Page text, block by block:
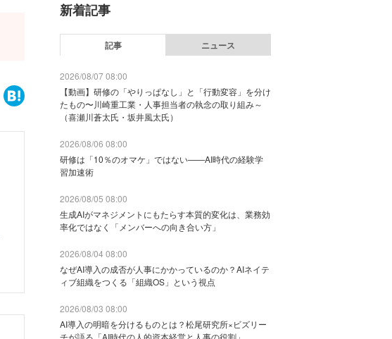
新着記事
記事 ニュース
2026/08/07 08:00
【動画】研修の「やりっぱなし」と「行動変容」を分け
たもの〜川崎重工業・人事担当者の執念の取り組み～
（喜瀬川蒼太氏・坂井風太氏）
2026/08/06 08:00
研修は「10％のオマケ」ではない——AI時代の経験学
習加速術
2026/08/05 08:00
生成AIがマネジメントにもたらす本質的変化は、業務効
率化ではなく「メンバーへの向き合い方」
2026/08/04 08:00
なぜAI導入の成否が人事にかかっているのか？AIネイテ
ィブ組織をつくる「組織OS」という視点
2026/08/03 08:00
AI導入の明暗を分けるものとは？松尾研究所×ビズリー